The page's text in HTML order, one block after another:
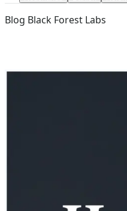
Blog Black Forest Labs